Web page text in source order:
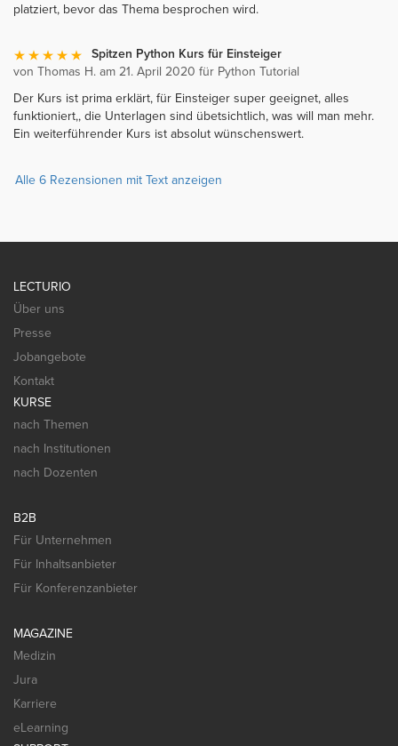
platziert, bevor das Thema besprochen wird.
Spitzen Python Kurs für Einsteiger
von Thomas H. am 21. April 2020 für Python Tutorial
Der Kurs ist prima erklärt, für Einsteiger super geeignet, alles
funktioniert,, die Unterlagen sind übetsichtlich, was will man mehr.
Ein weiterführender Kurs ist absolut wünschenswert.
Alle 6 Rezensionen mit Text anzeigen
LECTURIO
Über uns
Presse
Jobangebote
Kontakt
KURSE
nach Themen
nach Institutionen
nach Dozenten
B2B
Für Unternehmen
Für Inhaltsanbieter
Für Konferenzanbieter
MAGAZINE
Medizin
Jura
Karriere
eLearning